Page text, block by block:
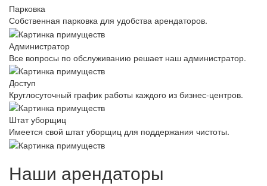
Парковка
Собственная парковка для удобства арендаторов.
Администратор
Все вопросы по обслуживанию решает наш администратор.
Доступ
Круглосуточный график работы каждого из бизнес-центров.
Штат уборщиц
Имеется свой штат уборщиц для поддержания чистоты.
Наши арендаторы